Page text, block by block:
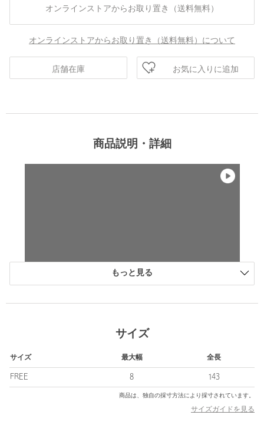
オンラインストアからお取り置き（送料無料）
オンラインストアからお取り置き（送料無料）について
店舗在庫 お気に入りに追加
商品説明・詳細
もっと見る
サイズ
サイズ 最大幅 全長
FREE 8 143
商品は、独自の採寸方法により採寸されています。
サイズガイドを見る